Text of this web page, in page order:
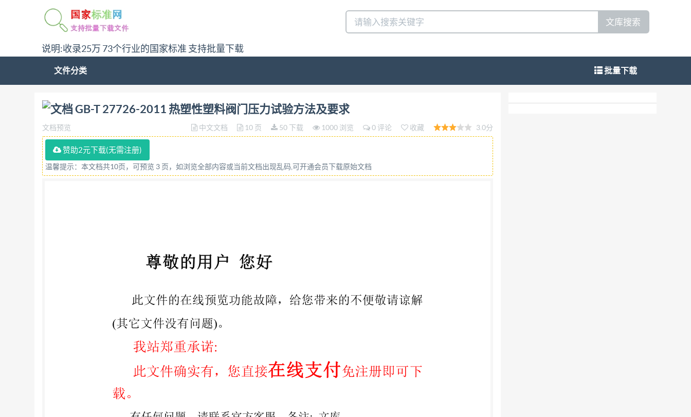
说明:收录25万 73个行业的国家标准 支持批量下载
文库搜索
文件分类 批量下载
问:哪里下载GB-T 27726-2011 热塑性塑料阀门压力试验方法及要求答:请联系微信:siduwenku
GB-T 27726-2011 热塑性塑料阀门压力试验方法及要求
文档预览 中文文档 10 页 50 下载 1000 浏览 0 评论 收藏 3.0分
赞助2元下载(无需注册)
温馨提示：本文档共10页，可预览 3 页，如浏览全部内容或当前文档出现乱码,可开通会员下载原始文档